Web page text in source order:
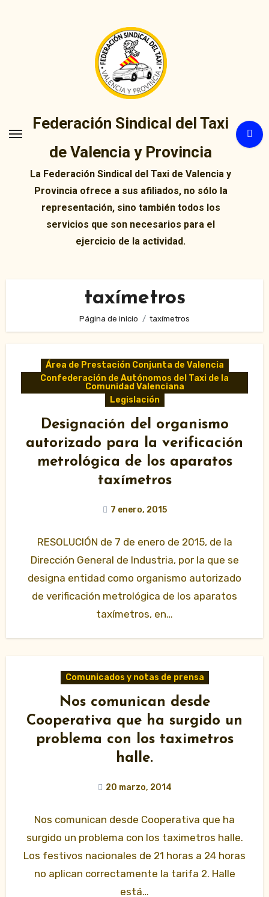
Federación Sindical del Taxi
de Valencia y Provincia
La Federación Sindical del Taxi de Valencia y
Provincia ofrece a sus afiliados, no sólo la
representación, sino también todos los
servicios que son necesarios para el
ejercicio de la actividad.
taxímetros
Página de inicio taxímetros
Área de Prestación Conjunta de Valencia
Confederación de Autónomos del Taxi de la
Comunidad Valenciana
Legislación
Designación del organismo
autorizado para la verificación
metrológica de los aparatos
taxímetros
7 enero, 2015
RESOLUCIÓN de 7 de enero de 2015, de la
Dirección General de Industria, por la que se
designa entidad como organismo autorizado
de verificación metrológica de los aparatos
taxímetros, en…
Comunicados y notas de prensa
Nos comunican desde
Cooperativa que ha surgido un
problema con los taximetros
halle.
20 marzo, 2014
Nos comunican desde Cooperativa que ha
surgido un problema con los taximetros halle.
Los festivos nacionales de 21 horas a 24 horas
no aplican correctamente la tarifa 2. Halle
está…